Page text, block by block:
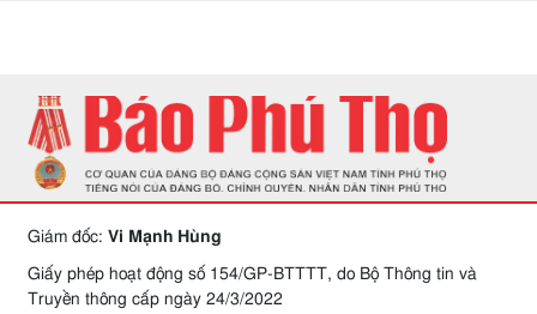
Giám đốc: Vi Mạnh Hùng
Giấy phép hoạt động số 154/GP-BTTTT, do Bộ Thông tin và
Truyền thông cấp ngày 24/3/2022